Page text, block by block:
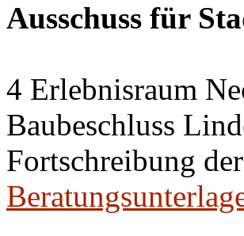
Ausschuss für
4 Erlebnisraum
Baubeschluss
Fortschreibung